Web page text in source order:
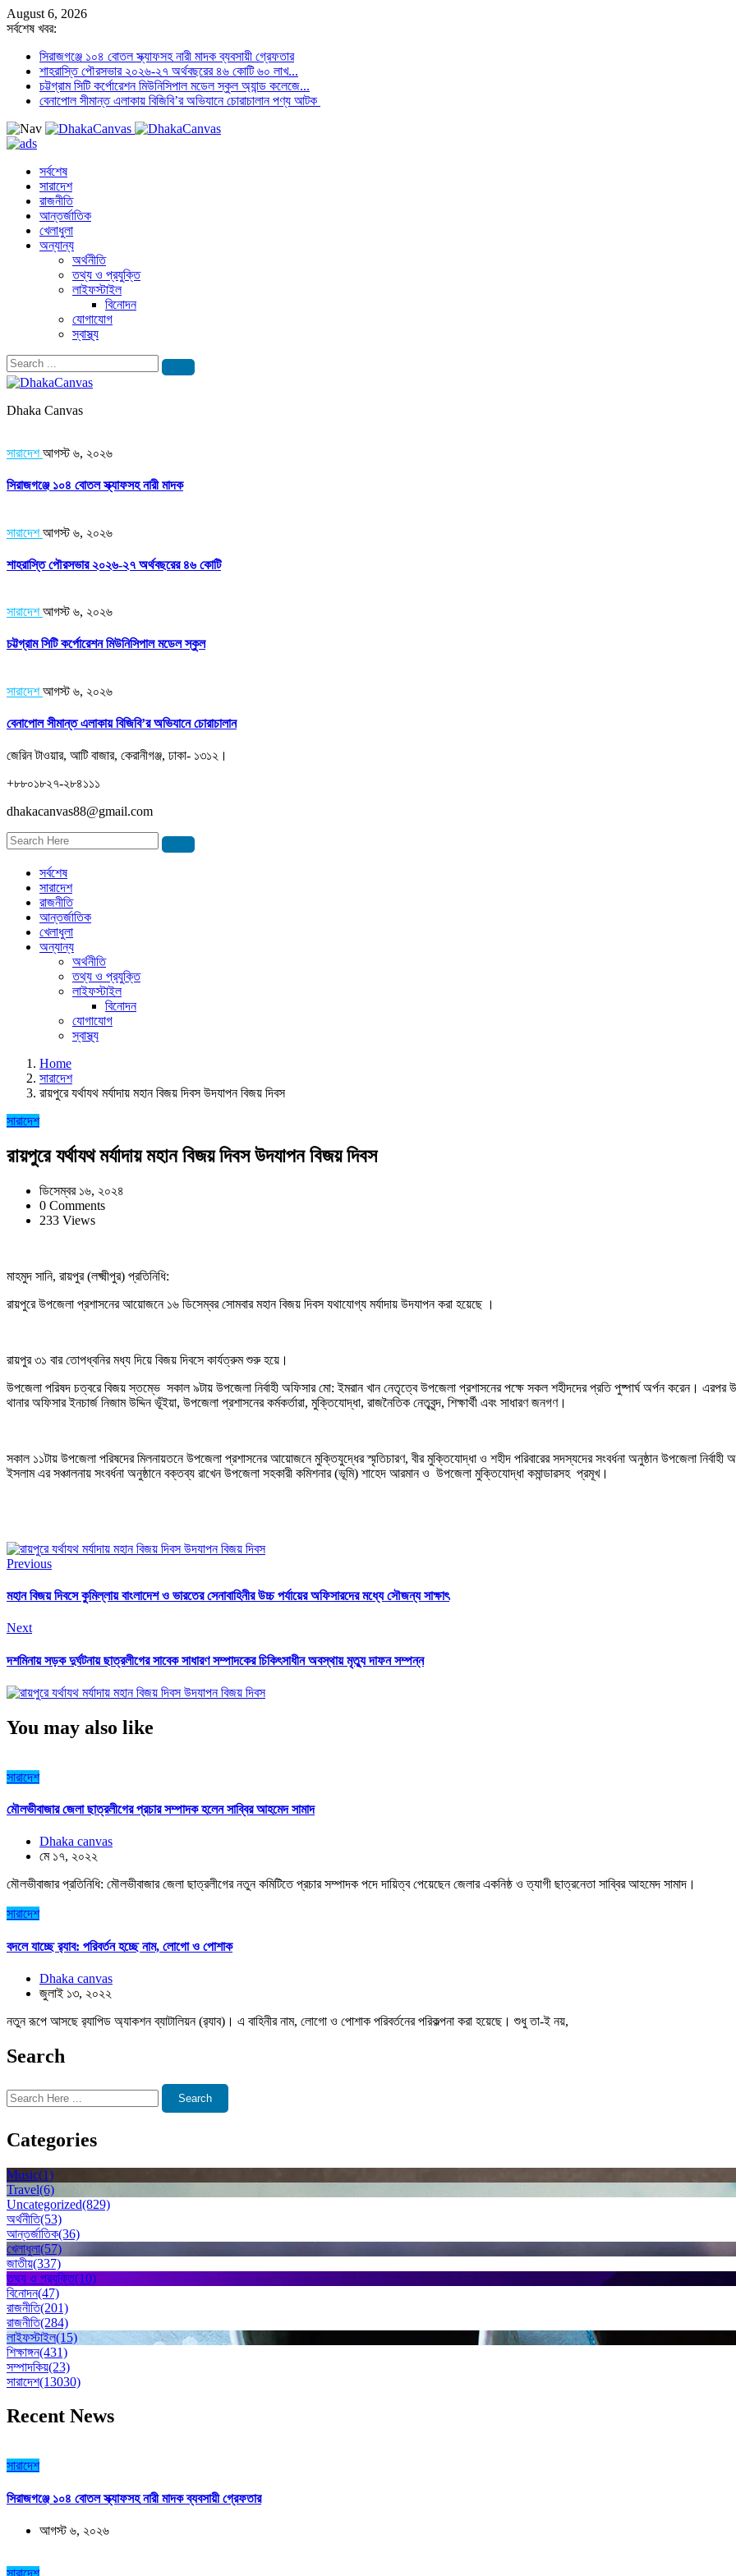
August 6, 2026
সর্বশেষ খবর:
সিরাজগঞ্জে ১০৪ বোতল স্ক্যাফসহ নারী মাদক ব্যবসায়ী গ্রেফতার
শাহরাস্তি পৌরসভার ২০২৬-২৭ অর্থবছরের ৪৬ কোটি ৬০ লাখ...
চট্টগ্রাম সিটি কর্পোরেশন মিউনিসিপাল মডেল স্কুল অ্যান্ড কলেজে...
বেনাপোল সীমান্ত এলাকায় বিজিবি’র অভিযানে চোরাচালান পণ্য আটক
সর্বশেষ
সারাদেশ
রাজনীতি
আন্তর্জাতিক
খেলাধুলা
অন্যান্য
অর্থনীতি
তথ্য ও প্রযুক্তি
লাইফস্টাইল
বিনোদন
যোগাযোগ
স্বাস্থ্য
Dhaka Canvas
সারাদেশ আগস্ট ৬, ২০২৬
সিরাজগঞ্জে ১০৪ বোতল স্ক্যাফসহ নারী মাদক
সারাদেশ আগস্ট ৬, ২০২৬
শাহরাস্তি পৌরসভার ২০২৬-২৭ অর্থবছরের ৪৬ কোটি
সারাদেশ আগস্ট ৬, ২০২৬
চট্টগ্রাম সিটি কর্পোরেশন মিউনিসিপাল মডেল স্কুল
সারাদেশ আগস্ট ৬, ২০২৬
বেনাপোল সীমান্ত এলাকায় বিজিবি’র অভিযানে চোরাচালান
জেরিন টাওয়ার, আটি বাজার, কেরানীগঞ্জ, ঢাকা- ১৩১২।
+৮৮০১৮২৭-২৮৪১১১
dhakacanvas88@gmail.com
সর্বশেষ
সারাদেশ
রাজনীতি
আন্তর্জাতিক
খেলাধুলা
অন্যান্য
অর্থনীতি
তথ্য ও প্রযুক্তি
লাইফস্টাইল
বিনোদন
যোগাযোগ
স্বাস্থ্য
Home
সারাদেশ
রায়পুরে যর্থাযথ মর্যাদায় মহান বিজয় দিবস উদযাপন বিজয় দিবস
সারাদেশ
রায়পুরে যর্থাযথ মর্যাদায় মহান বিজয় দিবস উদযাপন বিজয় দিবস
ডিসেম্বর ১৬, ২০২৪
0 Comments
233 Views
মাহমুদ সানি, রায়পুর (লক্ষ্মীপুর) প্রতিনিধি:
রায়পুরে উপজেলা প্রশাসনের আয়োজনে ১৬ ডিসেম্বর সোমবার মহান বিজয় দিবস যথাযোগ্য মর্যাদায় উদযাপন করা হয়েছে ।
রায়পুর ৩১ বার তোপধ্বনির মধ্য দিয়ে বিজয় দিবসে কার্যত্রুম শুরু হয়ে।
উপজেলা পরিষদ চত্বরে বিজয় স্তম্ভে সকাল ৯টায় উপজেলা নির্বাহী অফিসার মো: ইমরান খান নেতৃত্বে উপজেলা প্রশাসনের পক্ষে সকল শহীদদের প্রতি পুষ্পার্ঘ অর্পন করেন। এরপর
থানার অফিসার ইনচার্জ নিজাম উদ্দিন ভূঁইয়া, উপজেলা প্রশাসনের কর্মকর্তারা, মুক্তিযোদ্ধা, রাজনৈতিক নেতৃবৃন্দ, শিক্ষার্থী এবং সাধারণ জনগণ।
সকাল ১১টায় উপজেলা পরিষদের মিলনায়তনে উপজেলা প্রশাসনের আয়োজনে মুক্তিযুদ্ধের স্মৃতিচারণ, বীর মুক্তিযোদ্ধা ও শহীদ পরিবারের সদস্যদের সংবর্ধনা অনুষ্ঠান উপজেলা
ইসলাম এর সঞ্চালনায় সংবর্ধনা অনুষ্ঠানে বক্তব্য রাখেন উপজেলা সহকারী কমিশনার (ভূমি) শাহেদ আরমান ও উপজেলা মুক্তিযোদ্ধা কমান্ডারসহ প্রমূখ।
Previous
মহান বিজয় দিবসে কুমিল্লায় বাংলাদেশ ও ভারতের সেনাবাহিনীর উচ্চ পর্যায়ের অফিসারদের মধ্যে সৌজন্য সাক্ষাৎ
Next
দশমিনায় সড়ক দুর্ঘটনায় ছাত্রলীগের সাবেক সাধারণ সম্পাদকের চিকিৎসাধীন অবস্থায় মৃত্যু দাফন সম্পন্ন
You may also like
সারাদেশ
মৌলভীবাজার জেলা ছাত্রলীগের প্রচার সম্পাদক হলেন সাব্বির আহমেদ সামাদ
Dhaka canvas
মে ১৭, ২০২২
মৌলভীবাজার প্রতিনিধি: মৌলভীবাজার জেলা ছাত্রলীগের নতুন কমিটিতে প্রচার সম্পাদক পদে দায়িত্ব পেয়েছেন জেলার একনিষ্ঠ ও ত্যাগী ছাত্রনেতা সাব্বির আহমেদ সামাদ।
সারাদেশ
বদলে যাচ্ছে র‌্যাব: পরিবর্তন হচ্ছে নাম, লোগো ও পোশাক
Dhaka canvas
জুলাই ১৩, ২০২২
নতুন রূপে আসছে র‌্যাপিড অ্যাকশন ব্যাটালিয়ন (র‌্যাব)। এ বাহিনীর নাম, লোগো ও পোশাক পরিবর্তনের পরিকল্পনা করা হয়েছে। শুধু তা-ই নয়,
Search
Search
Categories
Music(1)
Travel(6)
Uncategorized(829)
অর্থনীতি(53)
আন্তর্জাতিক(36)
খেলাধুলা(57)
জাতীয়(337)
তথ্য ও প্রযুক্তি(10)
বিনোদন(47)
রাজনীতি(201)
রাজনীতি(284)
লাইফস্টাইল(15)
শিক্ষাঙ্গন(431)
সম্পাদকিয়(23)
সারাদেশ(13030)
Recent News
সারাদেশ
সিরাজগঞ্জে ১০৪ বোতল স্ক্যাফসহ নারী মাদক ব্যবসায়ী গ্রেফতার
আগস্ট ৬, ২০২৬
সারাদেশ